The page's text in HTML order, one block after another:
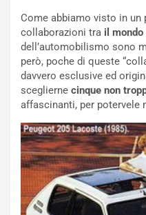
Come abbiamo visto in
collaborazioni tra il
dell’automobilismo sono
però, poche di queste
davvero esclusive ed
sceglierne cinque non
affascinanti, per